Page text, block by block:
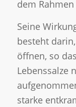
dem
Seine
besteht
öffnen, so
Lebenssalze
starke